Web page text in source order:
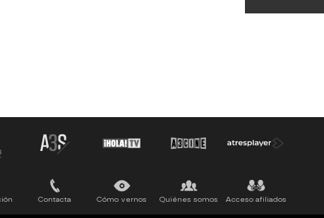
Contacta Cómo vernos Quiénes somos Acceso afiliados